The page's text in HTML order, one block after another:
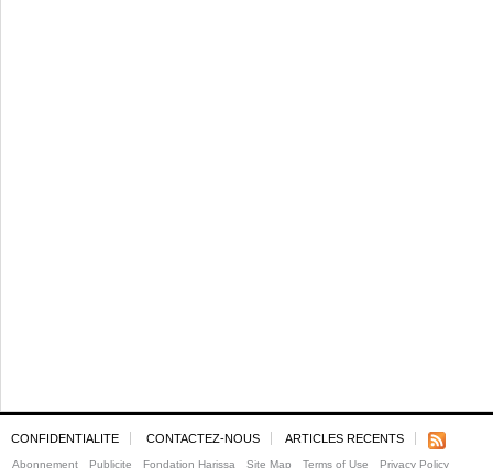
CONFIDENTIALITE CONTACTEZ-NOUS ARTICLES RECENTS
Abonnement Publicite Fondation Harissa Site Map Terms of Use Privacy Policy